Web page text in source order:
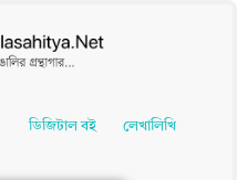
ডিজিটাল বই লেখালিখি